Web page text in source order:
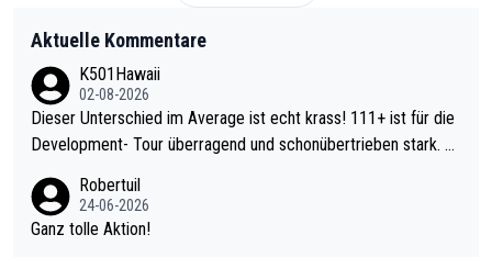
Aktuelle Kommentare
K501Hawaii
02-08-2026
Dieser Unterschied im Average ist echt krass! 111+ ist für die
Development- Tour überragend und schonübertrieben stark. U
mal 40+ erst recht. Da gewinnst keinen Blumentopf - ist ja noc
h krasser wie ein Pokalspiel eines Kreisligisten vs einem Bund
Robertuil
24-06-2026
Ganz tolle Aktion!